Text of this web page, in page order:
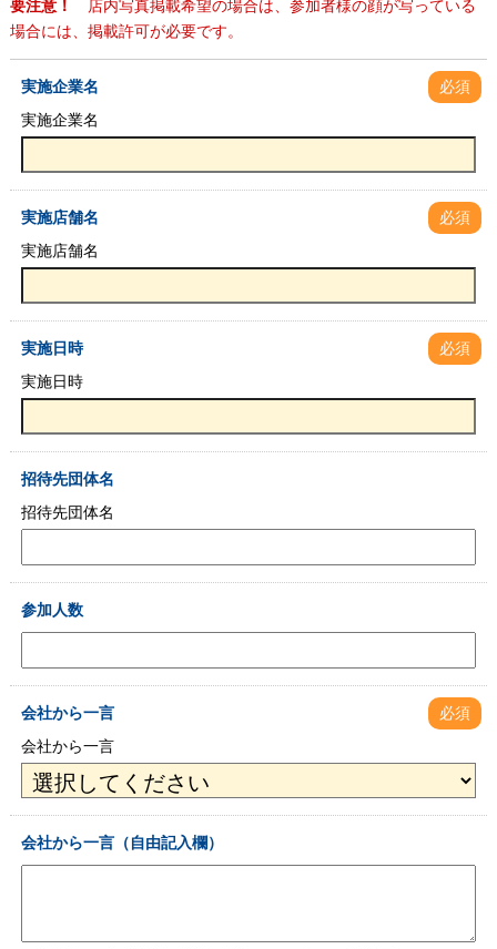
要注意！
店内写真掲載希望の場合は、参加者様の顔が写っている
場合には、掲載許可が必要です。
実施企業名
必須
実施企業名
実施店舗名
必須
実施店舗名
実施日時
必須
実施日時
招待先団体名
招待先団体名
参加人数
会社から一言
必須
会社から一言
会社から一言（自由記入欄）